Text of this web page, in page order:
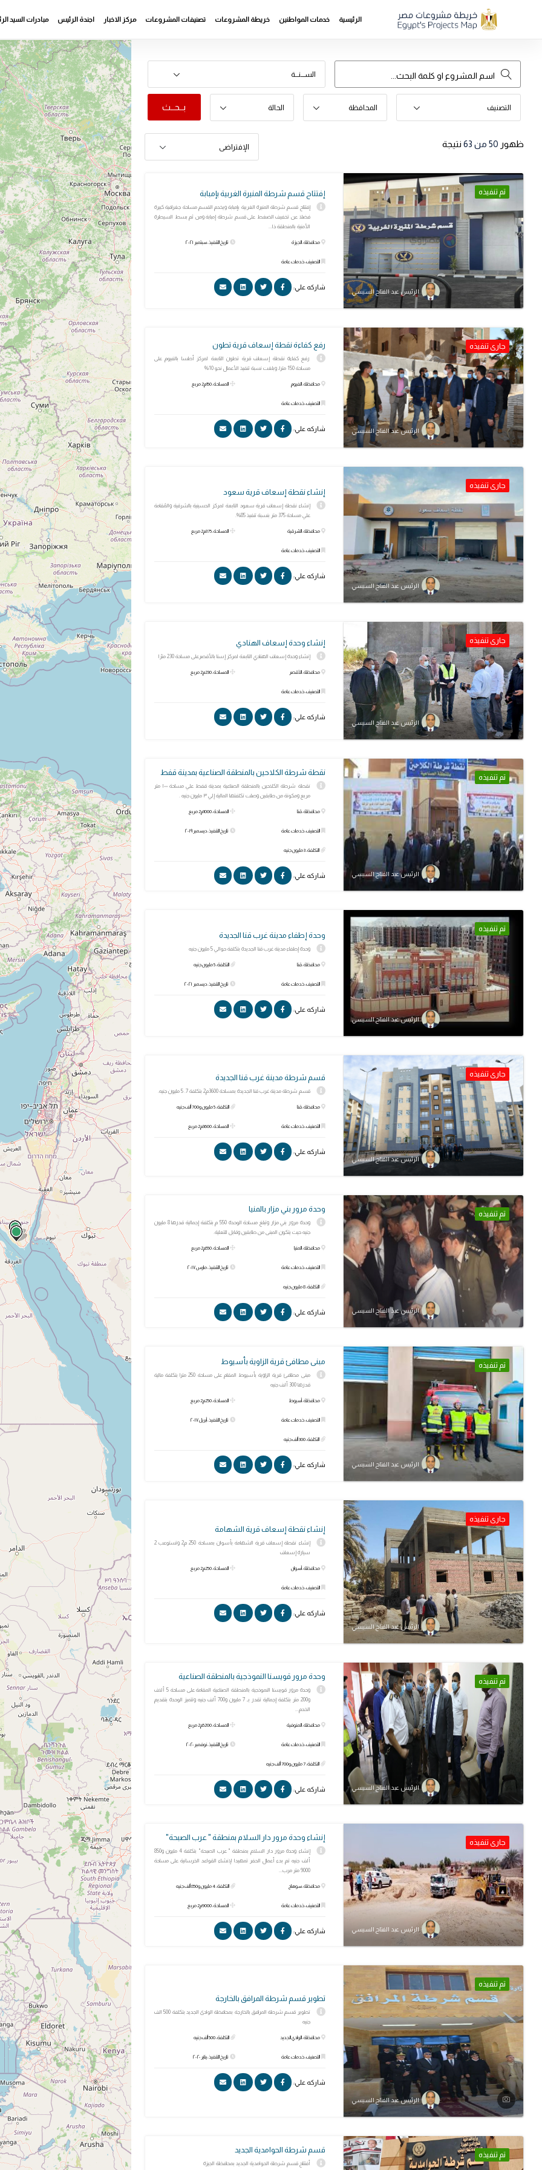
الرئيسية خدمات المواطنين خريطة المشروعات تصنيفات المشروعات مركز الاخبار اجندة الرئيس مبادرات السيد
الســـنـــة
التصنيف المحافظة الحالة بــحــث
الإفتراضى ظهور 50 من 63 نتيجة
تم تنفيذه
الرئيس عبد الفتاح السيسي
إفتتاح قسم شرطة المنيرة الغربية بإمبابة
إفتتاح قسم شرطة المنيرة الغربية بإمبابة ويخدم القسم مساحة جغرافية كبيرة
فضلا عن تخفيف الضغط على قسم شرطة إمبابة ومن ثم بسط السيطرة
الأمنية بالمنطقة ذا...
محافظة: الجيزة
التصنيف: خدمات عامة
تاريخ التنفيذ: سبتمبر ٢٠٢١
شاركه علي:
جارى تنفيذه
الرئيس عبد الفتاح السيسي
رفع كفاءة نقطة إسعاف قرية تطون
رفع كفاءة نقطة إسعاف قرية تطون التابعة لمركز أطسا بالفيوم على
مساحة 150 مترا، وبلغت نسبة تنفيذ الأعمال نحو 10%
محافظة: الفيوم
التصنيف: خدمات عامة
المساحة: 150م2 مربع
شاركه علي:
جارى تنفيذه
الرئيس عبد الفتاح السيسي
إنشاء نقطة إسعاف قرية سعود
إنشاء نقطة إسعاف قرية سعود التابعة لمركز الحسينية بالشرقية والمُقامة
علي مساحة 375 متر بنسبة تنفيذ 85%.
محافظة: الشرقية
التصنيف: خدمات عامة
المساحة: 375م2 مربع
شاركه علي:
جارى تنفيذه
الرئيس عبد الفتاح السيسي
إنشاء وحدة إسعاف الهنادي
إنشاء وحدة إسعاف الهنادي التابعة لمركز إسنا بالأقصرعلى مساحة 230 مترًا
محافظة: الأقصر
التصنيف: خدمات عامة
المساحة: 230م2 مربع
شاركه علي:
تم تنفيذه
الرئيس عبد الفتاح السيسي
نقطة شرطة الكلاحين بالمنطقة الصناعية بمدينة قفط
نقطة شرطة الكلاحين بالمنطقة الصناعية بمدينة قفط علي مساحة ١٠٠٠ متر
مربع ومكونة من طابقين وصلت تكلفتها المالية إلي ٣ مليون جنيه .
محافظة: قنا
التصنيف: خدمات عامة
التكلفة: 3 مليون جنيه
المساحة: 1000م2 مربع
تاريخ التنفيذ: ديسمبر ٢٠١٩
شاركه علي:
تم تنفيذه
الرئيس عبد الفتاح السيسي
وحدة إطفاء مدينة غرب قنا الجديدة
وحدة إطفاء مدينة غرب قنا الجديدة بتكلفة حوالي 5 مليون جنيه
محافظة: قنا
التصنيف: خدمات عامة
التكلفة: 5 مليون جنيه
تاريخ التنفيذ: ديسمبر ٢٠٢١
شاركه علي:
جارى تنفيذه
الرئيس عبد الفتاح السيسي
قسم شرطة مدينة غرب قنا الجديدة
قسم شرطة مدينة غرب قنا الجديدة بمساحة 3600م2 بتكلفة 7. 5 مليون جنيه.
محافظة: قنا
التصنيف: خدمات عامة
التكلفة: 5 مليون و700 ألف جنيه
المساحة: 3600م2 مربع
شاركه علي:
تم تنفيذه
الرئيس عبد الفتاح السيسي
وحدة مرور بني مزار بالمنيا
وحدة مرور بني مزار وتبلغ مساحة الوحدة 550 م بتكلفة إجمالية قدرها 8 مليون
جنيه حيث يتكون المبنى من طابقين وقابل للتعلية.
محافظة: المنيا
التصنيف: خدمات عامة
التكلفة: 8 مليون جنيه
المساحة: 550م2 مربع
تاريخ التنفيذ: مارس ٢٠١٧
شاركه علي:
تم تنفيذه
الرئيس عبد الفتاح السيسي
مبنى مطافئ قرية الزاوية بأسيوط
مبنى مطافئ قرية الزاوية بأسيوط المقام على مساحة 250 مترا بتكلفة مالية
قدرها 300 ألف جنيه
محافظة: أسيوط
التصنيف: خدمات عامة
التكلفة: 300 ألف جنيه
المساحة: 250م2 مربع
تاريخ التنفيذ: أبريل ٢٠١٧
شاركه علي:
جارى تنفيذه
الرئيس عبد الفتاح السيسي
إنشاء نقطة إسعاف قرية الشهامة
إنشاء نقطة إسعاف قرية الشهامة بأسوان بمساحة 250 م2 وتستوعب 2
سيارة إسعاف
محافظة: أسوان
التصنيف: خدمات عامة
المساحة: 250م2 مربع
شاركه علي:
تم تنفيذه
الرئيس عبد الفتاح السيسي
وحدة مرور قويسنا النموذجية بالمنطقة الصناعية
وحدة مرور قويسنا النموذجية بالمنطقة الصناعية المقامة على مساحة 5 ألاف
و200 متر بتكلفة إجمالية تقدر بـ 7 مليون و700 ألف جنيه وتتميز الوحدة بتقديم
الخدم...
محافظة: المنوفية
التصنيف: خدمات عامة
التكلفة: 7 مليون و700 ألف جنيه
المساحة: 5200م2 مربع
تاريخ التنفيذ: نوفمبر ٢٠٢٠
شاركه علي:
جارى تنفيذه
الرئيس عبد الفتاح السيسي
إنشاء وحدة مرور دار السلام بمنطقة " عرب الصبحة"
إنشاء وحدة مرور دار السلام بمنطقة " عرب الصبحة" بتكلفة 4 مليون و850
ألف جنيه تم بدء أعمال الحفر تمهيدا لإنشاء القواعد الخرسانية على مساحة
9000 متر مرب...
محافظة: سوهاج
التصنيف: خدمات عامة
التكلفة: 4 مليون و850 ألف جنيه
المساحة: 9000م2 مربع
شاركه علي:
تم تنفيذه
الرئيس عبد الفتاح السيسي
تطوير قسم شرطة المرافق بالخارجة
تطوير قسم شرطة المرافق بالخارجة بمحافظة الوادى الجديد بتكلفة 500 الف
جنيه
محافظة: الوادي الجديد
التصنيف: خدمات عامة
التكلفة: 500 ألف جنيه
تاريخ التنفيذ: يناير ٢٠٢٠
شاركه علي:
تم تنفيذه
قسم شرطة الحوامدية الجديد
أفتتاح قسم شرطة الحوامدية الجديد بمحافظة الجيزة